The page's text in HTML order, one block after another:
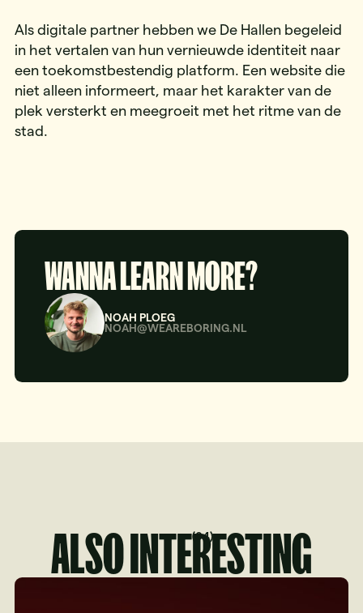
Als digitale partner hebben we De Hallen begeleid
in het vertalen van hun vernieuwde identiteit naar
een toekomstbestendig platform. Een website die
niet alleen informeert, maar het karakter van de
plek versterkt en meegroeit met het ritme van de
stad.
WANNA LEARN MORE?
NOAH PLOEG
NOAH@WEAREBORING.NL
ALSO INTERESTING
(04)